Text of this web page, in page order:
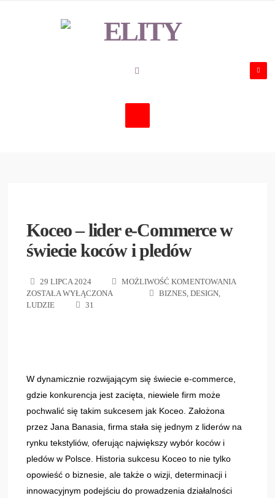
Koceo – lider e-Commerce w
świecie koców i pledów
29 LIPCA 2024
MOŻLIWOŚĆ KOMENTOWANIA
ZOSTAŁA WYŁĄCZONA
BIZNES, DESIGN,
LUDZIE
31
W dynamicznie rozwijającym się świecie e-commerce,
gdzie konkurencja jest zacięta, niewiele firm może
pochwalić się takim sukcesem jak Koceo. Założona
przez Jana Banasia, firma stała się jednym z liderów na
rynku tekstyliów, oferując największy wybór koców i
pledów w Polsce. Historia sukcesu Koceo to nie tylko
opowieść o biznesie, ale także o wizji, determinacji i
innowacyjnym podejściu do prowadzenia działalności